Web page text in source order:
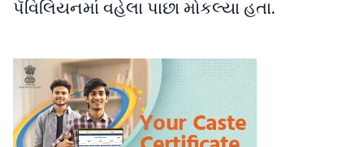
પૅવિલિયનમાં વહેલા પાછા મોકલ્યા હતા.